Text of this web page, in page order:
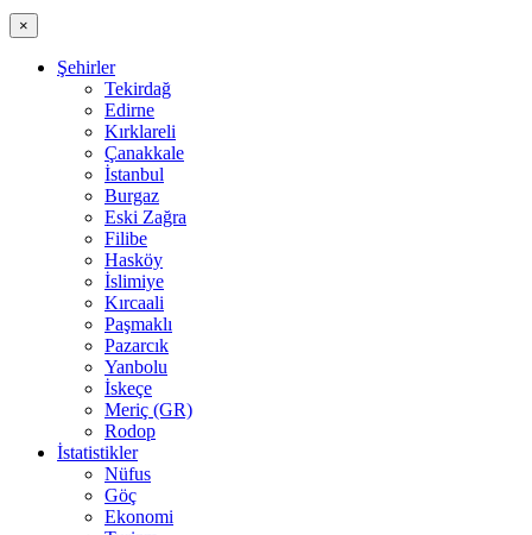
×
Şehirler
Tekirdağ
Edirne
Kırklareli
Çanakkale
İstanbul
Burgaz
Eski Zağra
Filibe
Hasköy
İslimiye
Kırcaali
Paşmaklı
Pazarcık
Yanbolu
İskeçe
Meriç (GR)
Rodop
İstatistikler
Nüfus
Göç
Ekonomi